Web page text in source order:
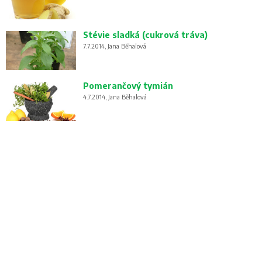
Stévie sladká (cukrová tráva)
7.7.2014, Jana Běhalová
Pomerančový tymián
4.7.2014, Jana Běhalová